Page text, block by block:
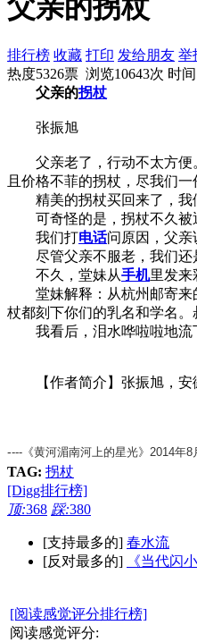
父亲的拐杖
排行榜 收藏 打印 发给朋友 举
热度5326票 浏览10643次 时
父亲的拐杖
张振旭
父亲老了，行动不太方便。
且价格不菲的拐杖，尽我们一
精美的拐杖买回来了，我
可奇怪的是，拐杖不久被退
我们打电话问原因，父亲
尽管父亲不服老，我们还是
不久，堂妹从手机里发来
堂妹解释：从杭州邮寄来的
杖都刻下你们的乳名和学名
我看后，泪水哗啦啦地流
【作者简介】张振旭，
----《黄河湄南河上的星光》2014年8
TAG: 拐杖
[Digg排行榜]
顶:368 踩:380
[支持最多的] 春水流
[反对最多的]
《当代闪
[阅读感觉评分排行榜]
阅读感觉评分: